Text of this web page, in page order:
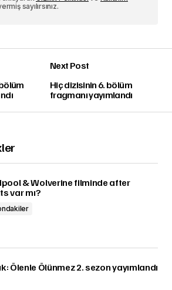
sayılırsınız.
Next Post
Hiç dizisinin 6. bölüm
fragmanı yayımlandı
& Wolverine filminde after
var mı?
Ölenle Ölünmez 2. sezon yayımlandı